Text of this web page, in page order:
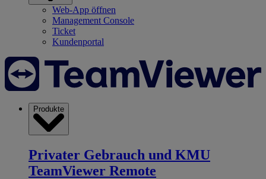
Web-App öffnen
Management Console
Ticket
Kundenportal
Produkte
Privater Gebrauch und KMU
TeamViewer Remote